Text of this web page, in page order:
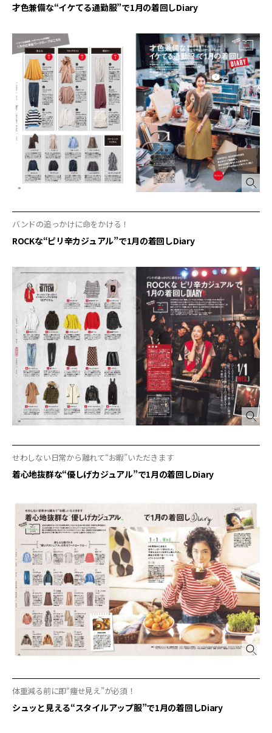
才色兼備な“イケてる通勤服”で1月の着回しDiary
バンドの追っかけに命をかける！
ROCKな“ピリ辛カジュアル”で1月の着回しDiary
せわしない日常から離れて“お暇”いただきます
着心地抜群な“優しげカジュアル”で1月の着回しDiary
体重減る前に即“痩せ見え”が必須！
シュッと見える“スタイルアップ服”で1月の着回しDiary